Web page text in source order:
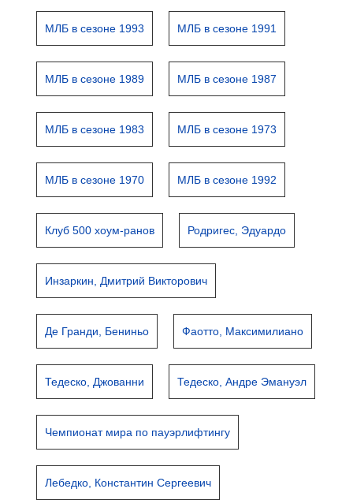
МЛБ в сезоне 1993 МЛБ в сезоне 1991
МЛБ в сезоне 1989 МЛБ в сезоне 1987
МЛБ в сезоне 1983 МЛБ в сезоне 1973
МЛБ в сезоне 1970 МЛБ в сезоне 1992
Клуб 500 хоум-ранов Родригес, Эдуардо
Инзаркин, Дмитрий Викторович
Де Гранди, Бениньо Фаотто, Максимилиано
Тедеско, Джованни Тедеско, Андре Эмануэл
Чемпионат мира по пауэрлифтингу
Лебедко, Константин Сергеевич